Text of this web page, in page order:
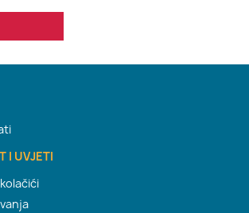
I UVJETI